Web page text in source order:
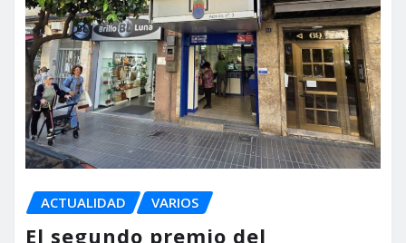
ACTUALIDAD VARIOS
El segundo premio del